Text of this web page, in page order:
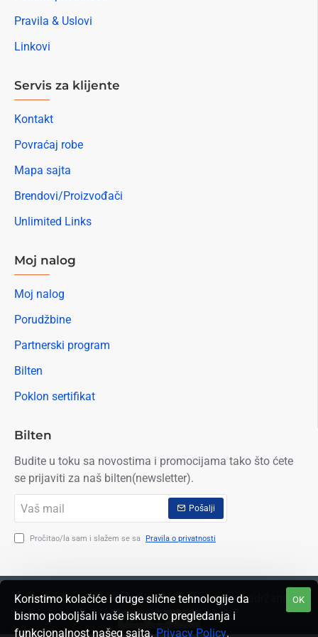
Koristimo kolačiće i druge slične tehnologije da
bismo poboljšali vaše iskustvo pregledanja i
funkcionalnost našeg sajta. Privacy Policy.
OK
Pravila & Uslovi
Linkovi
Servis za klijente
Kontakt
Povraćaj robe
Mapa sajta
Brendovi/Proizvođači
Unlimited Links
Moj nalog
Moj nalog
Porudžbine
Partnerski program
Bilten
Poklon sertifikat
Bilten
Budite u toku sa novostima i promocijama tako što ćete
se prijaviti za naš bilten(newsletter).
mail
Pošalji
Pročitao/la sam i slažem se sa Pravila o privatnosti
Autorska prava © 2009. OIL SHOP Sva prava zadržana